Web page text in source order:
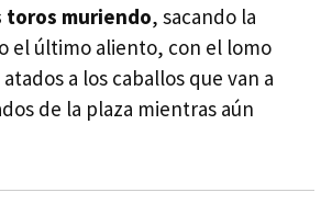
toros muriendo, sacando la
el último aliento, con el lomo
a los caballos que van a
de la plaza mientras aún